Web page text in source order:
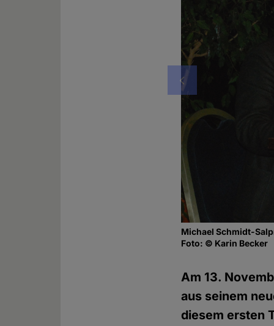
Vorheriges
Michael Schmidt-
Foto: © Karin Becker
Am 13.
aus seinem
diesem ersten